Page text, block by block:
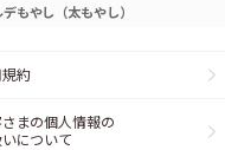
もやし（太もやし）
約
さまの個人情報の
について